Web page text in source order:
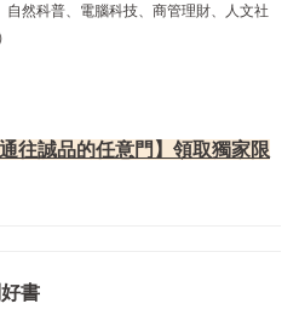
然科普、電腦科技、商管理財、人文社
往誠品的任意門】領取獨家限
書